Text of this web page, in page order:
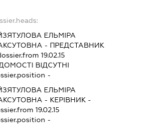
ЕЛЬМІРА
- ПРЕДСТАВНИК
19.02.15
ВІДСУТНІ
-
ЕЛЬМІРА
- КЕРІВНИК -
19.02.15
-